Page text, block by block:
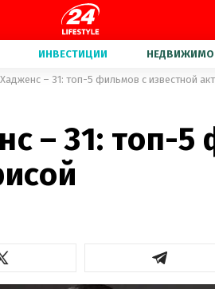
ИНВЕСТИЦИИ
– 31: топ-5 фильмов с известной
– 31: топ-5